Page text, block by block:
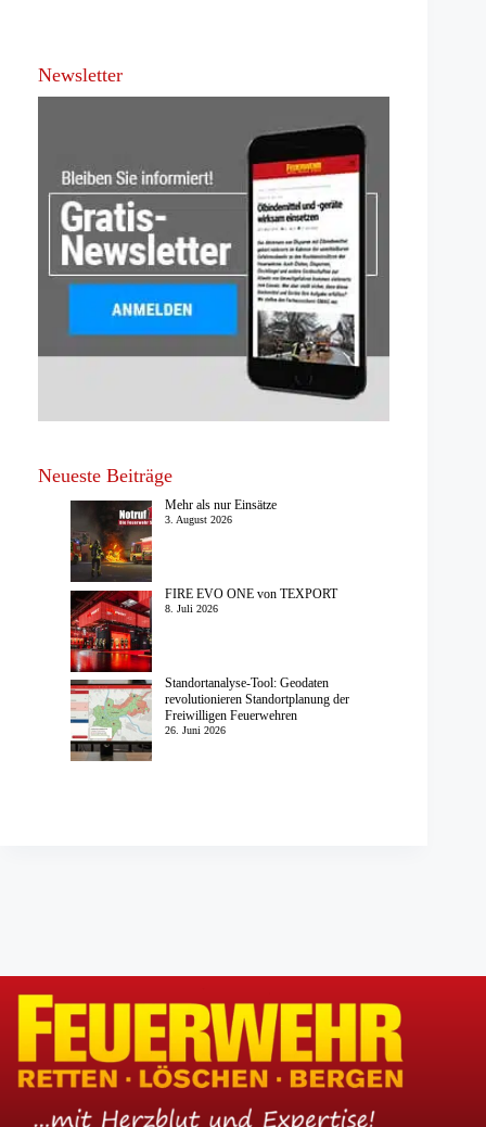
Newsletter
Neueste Beiträge
Mehr als nur Einsätze
3. August 2026
FIRE EVO ONE von TEXPORT
8. Juli 2026
Standortanalyse-Tool: Geodaten
revolutionieren Standortplanung der
Freiwilligen Feuerwehren
26. Juni 2026